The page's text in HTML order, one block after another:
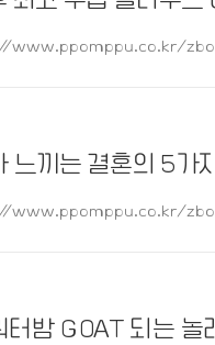
느끼는 결혼의 5가
밤 GOAT 되는 놀